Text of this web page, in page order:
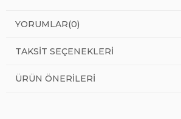
YORUMLAR(0)
TAKSIT SEÇENEKLERI
ÜRÜN ÖNERILERI